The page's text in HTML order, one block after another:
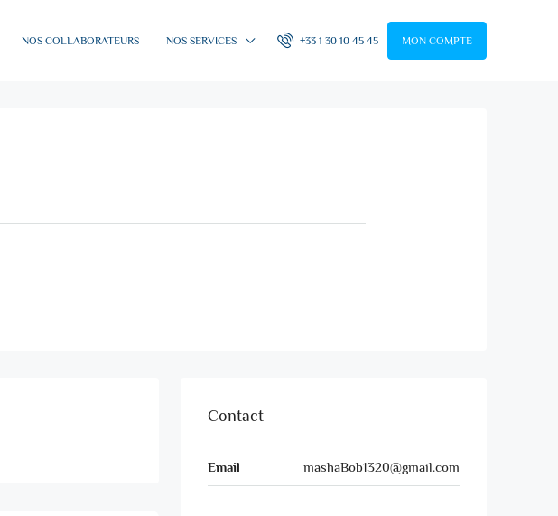
NOS COLLABORATEURS NOS SERVICES +33 1 30 10 45 45 MON COMPTE
Contact
Email mashaBob1320@gmail.com